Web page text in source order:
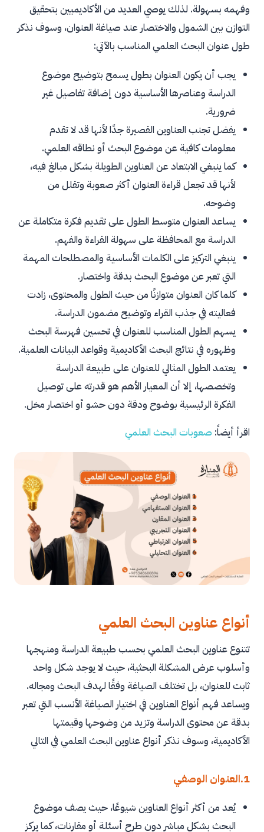
وفهمه بسهولة. لذلك يوصي العديد من الأكاديميين بتحقيق
التوازن بين الشمول والاختصار عند صياغة العنوان، وسوف نذكر
طول عنوان البحث العلمي المناسب بالآتي:
يجب أن يكون العنوان بطول يسمح بتوضيح موضوع
الدراسة وعناصرها الأساسية دون إضافة تفاصيل غير
ضرورية.
يفضل تجنب العناوين القصيرة جدًا لأنها قد لا تقدم
معلومات كافية عن موضوع البحث أو نطاقه العلمي.
كما ينبغي الابتعاد عن العناوين الطويلة بشكل مبالغ فيه،
لأنها قد تجعل قراءة العنوان أكثر صعوبة وتقلل من
وضوحه.
يساعد العنوان متوسط الطول على تقديم فكرة متكاملة عن
الدراسة مع المحافظة على سهولة القراءة والفهم.
ينبغي التركيز على الكلمات الأساسية والمصطلحات المهمة
التي تعبر عن موضوع البحث بدقة واختصار.
كلما كان العنوان متوازنًا من حيث الطول والمحتوى، زادت
فعاليته في جذب القراء وتوضيح مضمون الدراسة.
يسهم الطول المناسب للعنوان في تحسين فهرسة البحث
وظهوره في نتائج البحث الأكاديمية وقواعد البيانات العلمية.
يعتمد الطول المثالي للعنوان على طبيعة الدراسة
وتخصصها، إلا أن المعيار الأهم هو قدرته على توصيل
الفكرة الرئيسية بوضوح ودقة دون حشو أو اختصار مخل.
اقرأ أيضاً: صعوبات البحث العلمي
أنواع عناوين البحث العلمي
تتنوع عناوين البحث العلمي بحسب طبيعة الدراسة ومنهجها
وأسلوب عرض المشكلة البحثية، حيث لا يوجد شكل واحد
ثابت للعنوان، بل تختلف الصياغة وفقًا لهدف البحث ومجاله.
ويساعد فهم أنواع العناوين في اختيار الصياغة الأنسب التي تعبر
بدقة عن محتوى الدراسة وتزيد من وضوحها وقيمتها
الأكاديمية، وسوف نذكر أنواع عناوين البحث العلمي في التالي
1.العنوان الوصفي
يُعد من أكثر أنواع العناوين شيوعًا، حيث يصف موضوع
البحث بشكل مباشر دون طرح أسئلة أو مقارنات، كما يركز